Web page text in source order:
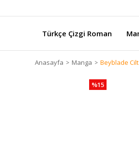
Türkçe Çizgi Roman
Anasayfa Manga Beyblade
%15